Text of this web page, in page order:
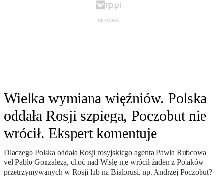
Wielka wymiana więźniów. Polska
oddała Rosji szpiega, Poczobut nie
wrócił. Ekspert komentuje
Dlaczego Polska oddała Rosji rosyjskiego agenta Pawła Rubcowa
vel Pablo Gonzaleza, choć nad Wisłę nie wrócił żaden z Polaków
przetrzymywanych w Rosji lub na Białorusi, np. Andrzej Poczobut?